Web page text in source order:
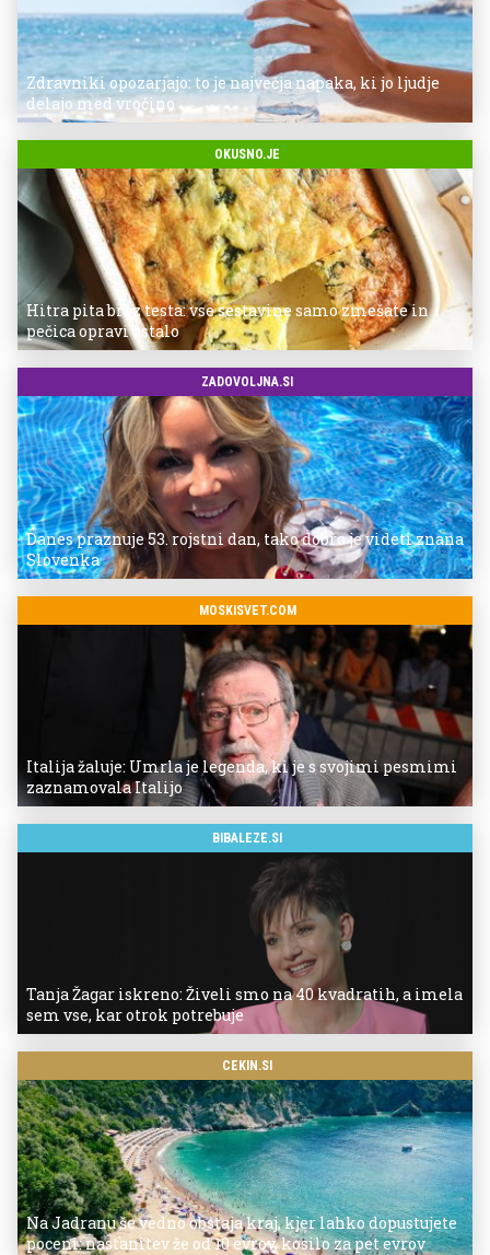
Zdravniki opozarjajo: to je največja napaka, ki jo ljudje
delajo med vročino
OKUSNO.JE
Hitra pita brez testa: vse sestavine samo zmešate in
pečica opravi ostalo
ZADOVOLJNA.SI
Danes praznuje 53. rojstni dan, tako dobro je videti znana
Slovenka
MOSKISVET.COM
Italija žaluje: Umrla je legenda, ki je s svojimi pesmimi
zaznamovala Italijo
BIBALEZE.SI
Tanja Žagar iskreno: Živeli smo na 40 kvadratih, a imela
sem vse, kar otrok potrebuje
CEKIN.SI
Na Jadranu še vedno obstaja kraj, kjer lahko dopustujete
poceni: nastanitev že od 10 evrov, kosilo za pet evrov